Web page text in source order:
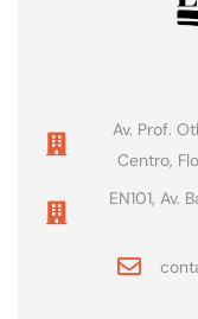
Av. Prof.
Centro,
EN101, Av.